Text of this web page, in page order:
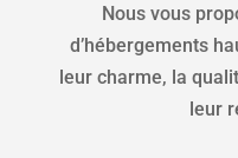
Nous vous
d’hébergements
leur charme, la
leur